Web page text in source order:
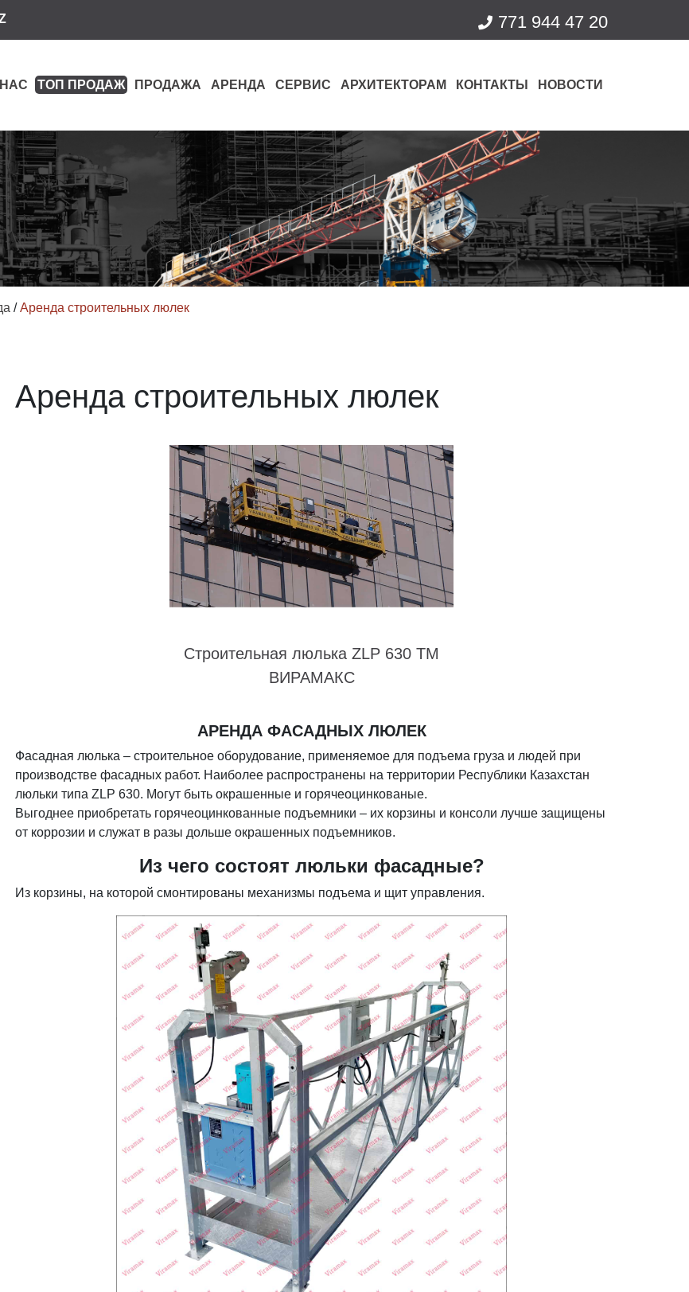
771 944 47 20
ТОП ПРОДАЖ ПРОДАЖА АРЕНДА СЕРВИС АРХИТЕКТОРАМ КОНТАКТЫ НОВОСТИ
/Аренда строительных люлек
Аренда строительных люлек
Строительная люлька ZLP 630 TM
ВИРАМАКС
АРЕНДА ФАСАДНЫХ ЛЮЛЕК
Фасадная люлька – строительное оборудование, применяемое для подъема груза и людей при
производстве фасадных работ. Наиболее распространены на территории Республики Казахстан
люльки типа ZLP 630. Могут быть окрашенные и горячеоцинкованые.
Выгоднее приобретать горячеоцинкованные подъемники – их корзины и консоли лучше защищены
от коррозии и служат в разы дольше окрашенных подъемников.
Из чего состоят люльки фасадные?
Из корзины, на которой смонтированы механизмы подъема и щит управления.